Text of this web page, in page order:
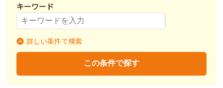
キーワード
募集状況
不妊去勢手術
詳しい条件で検索
この条件で探す